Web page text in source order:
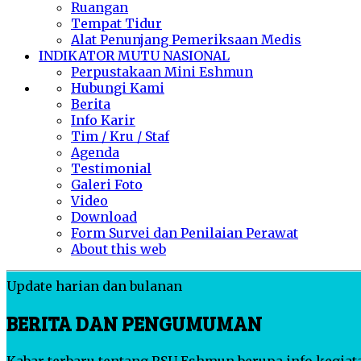
Ruangan
Tempat Tidur
Alat Penunjang Pemeriksaan Medis
INDIKATOR MUTU NASIONAL
Perpustakaan Mini Eshmun
Hubungi Kami
Berita
Info Karir
Tim / Kru / Staf
Agenda
Testimonial
Galeri Foto
Video
Download
Form Survei dan Penilaian Perawat
About this web
Update harian dan bulanan
BERITA DAN PENGUMUMAN